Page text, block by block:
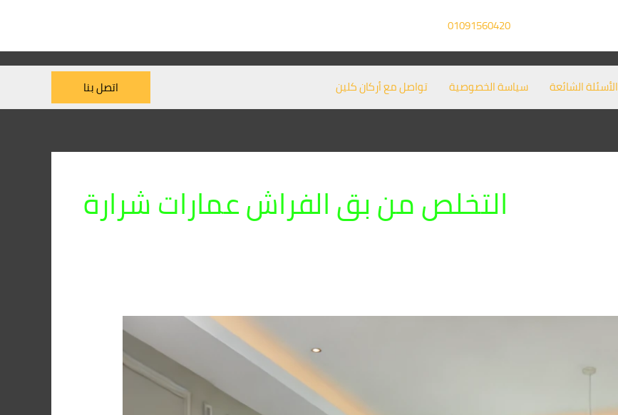
01091560420
الأسئلة الشائعة سياسة الخصوصية تواصل مع أركان كلين اتصل بنا
التخلص من بق الفراش عمارات شرارة